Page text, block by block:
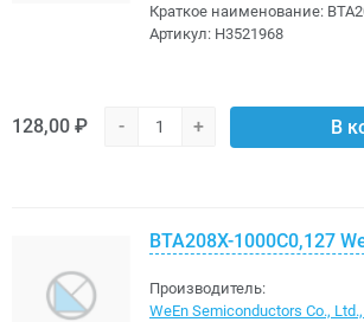
Краткое наименование:
Артикул: H3521968
128,00 ₽ - + В
BTA208X-1000C0,127
Производитель:
WeEn Semiconductors Co.,